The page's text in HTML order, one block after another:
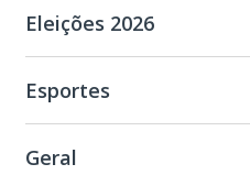
Eleições 2026
Esportes
Geral